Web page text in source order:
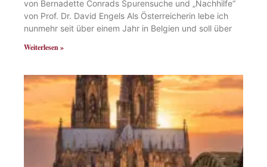
von Bernadette Conrads Spurensuche und „Nachhilfe“
von Prof. Dr. David Engels Als Österreicherin lebe ich
nunmehr seit über einem Jahr in Belgien und soll über
Weiterlesen »